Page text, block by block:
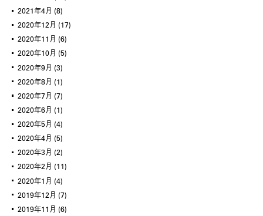
2021年4月 (8)
2020年12月 (17)
2020年11月 (6)
2020年10月 (5)
2020年9月 (3)
2020年8月 (1)
2020年7月 (7)
2020年6月 (1)
2020年5月 (4)
2020年4月 (5)
2020年3月 (2)
2020年2月 (11)
2020年1月 (4)
2019年12月 (7)
2019年11月 (6)